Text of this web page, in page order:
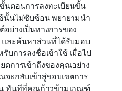
นตอนการลงทะเบียนขั้น
นั้นไม่ซับซ้อน พยายามนํา
อย่างเป็นทางการของ
และค้นหาส่วนที่ได้รับมอบ
บการลงชื่อเข้าใช้ เมื่อไป
ดการเข้าถึงของคุณอย่าง
ะกลับเข้าสู่ขอบเขตการ
ทันทีที่คุณก้าวข้ามเกณฑ์